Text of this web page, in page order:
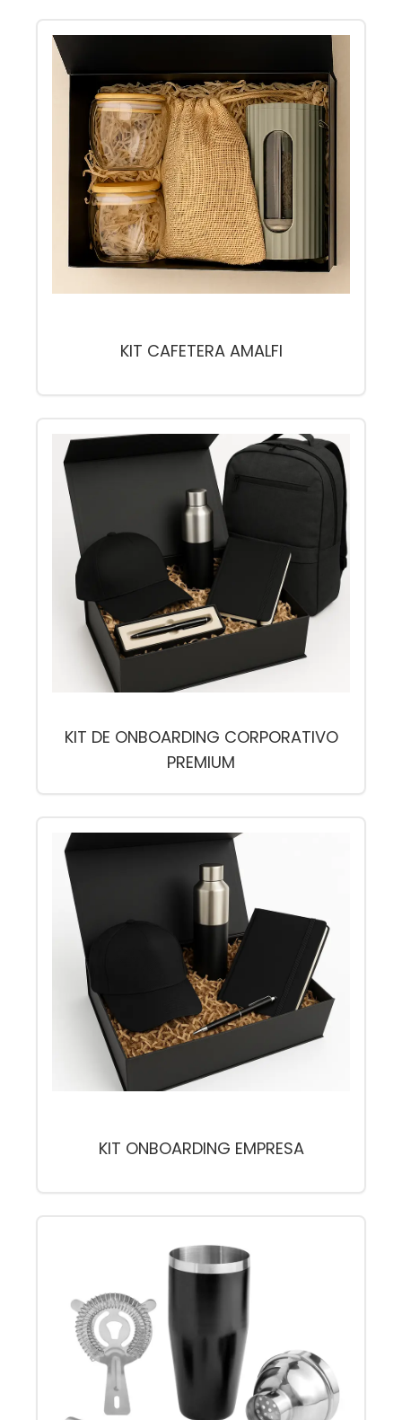
KIT CAFETERA AMALFI
KIT DE ONBOARDING CORPORATIVO
PREMIUM
KIT ONBOARDING EMPRESA